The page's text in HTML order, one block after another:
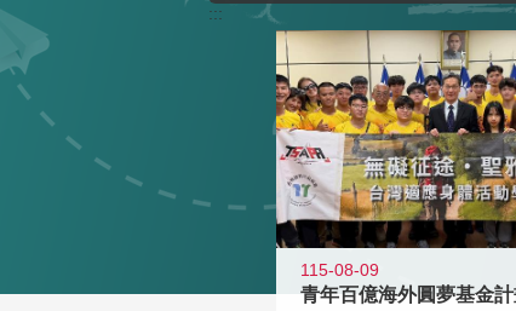
:::
115-08-09